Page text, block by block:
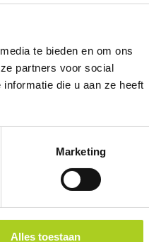
te bieden en om ons
partners voor social
die u aan ze heeft
Marketing
Alles toestaan
info en boeken